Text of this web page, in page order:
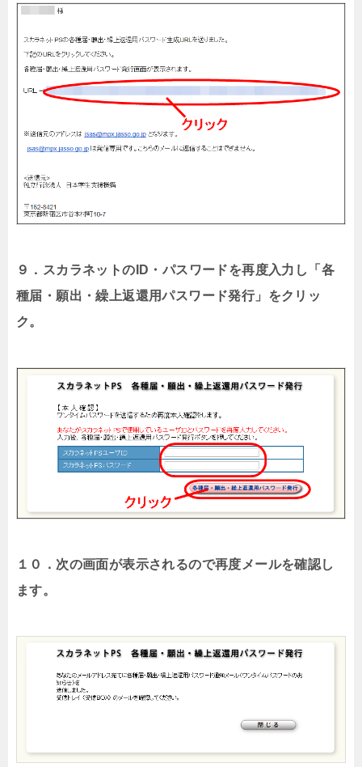
９．スカラネットのID・パスワードを再度入力し「各
種届・願出・繰上返還用パスワード発行」をクリッ
ク。
１０．次の画面が表示されるので再度メールを確認し
ます。